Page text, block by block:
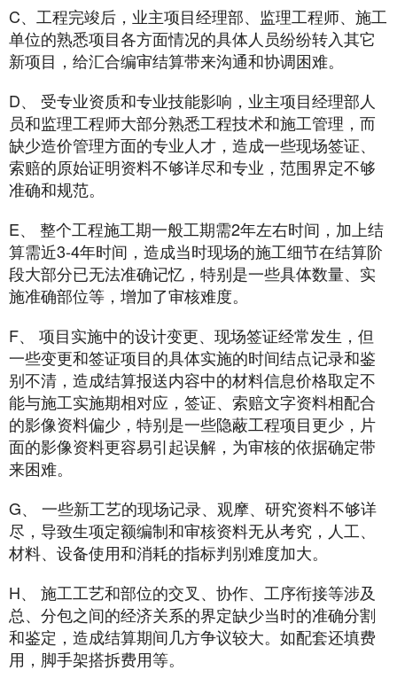
C、工程完竣后，业主项目经理部、监理工程师、施工
单位的熟悉项目各方面情况的具体人员纷纷转入其它
新项目，给汇合编审结算带来沟通和协调困难。
D、 受专业资质和专业技能影响，业主项目经理部人
员和监理工程师大部分熟悉工程技术和施工管理，而
缺少造价管理方面的专业人才，造成一些现场签证、
索赔的原始证明资料不够详尽和专业，范围界定不够
准确和规范。
E、 整个工程施工期一般工期需2年左右时间，加上结
算需近3-4年时间，造成当时现场的施工细节在结算阶
段大部分已无法准确记忆，特别是一些具体数量、实
施准确部位等，增加了审核难度。
F、 项目实施中的设计变更、现场签证经常发生，但
一些变更和签证项目的具体实施的时间结点记录和鉴
别不清，造成结算报送内容中的材料信息价格取定不
能与施工实施期相对应，签证、索赔文字资料相配合
的影像资料偏少，特别是一些隐蔽工程项目更少，片
面的影像资料更容易引起误解，为审核的依据确定带
来困难。
G、 一些新工艺的现场记录、观摩、研究资料不够详
尽，导致生项定额编制和审核资料无从考究，人工、
材料、设备使用和消耗的指标判别难度加大。
H、 施工工艺和部位的交叉、协作、工序衔接等涉及
总、分包之间的经济关系的界定缺少当时的准确分割
和鉴定，造成结算期间几方争议较大。如配套还填费
用，脚手架搭拆费用等。